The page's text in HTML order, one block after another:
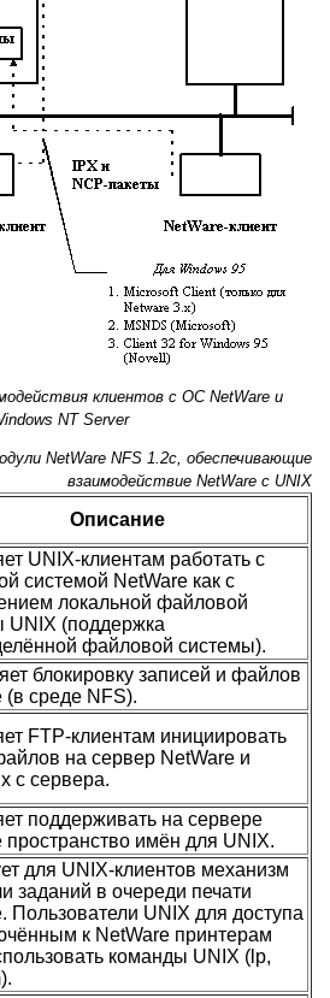
клиентов с ОС NetWare и
NT Server
NetWare NFS 1.2с, обеспечивающие
взаимодействие NetWare с UNIX
Описание
UNIX-клиентам работать с
системой NetWare как с
локальной файловой
UNIX (поддержка
файловой системы).
блокировку записей и файлов
(в среде NFS).
FTP-клиентам инициировать
на сервер NetWare и
с сервера.
поддерживать на сервере
пространство имён для UNIX.
для UNIX-клиентов механизм
заданий в очереди печати
Пользователи UNIX для доступа
к NetWare принтерам
команды UNIX (lp,